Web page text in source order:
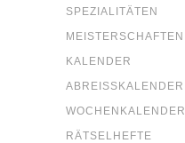
SPE­ZIA­LI­TÄ­TEN
MEIS­TER­SCHAF­TEN
KALEN­DER
ABREISS­KA­LEN­DER
WOCHEN­KA­LEN­DER
RÄT­SEL­HEF­TE